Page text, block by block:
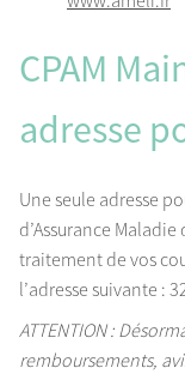
CPAM
adresse
Une seule adresse
d’Assurance
traitement de vos
l’adresse suivante :
ATTENTION :
remboursements,